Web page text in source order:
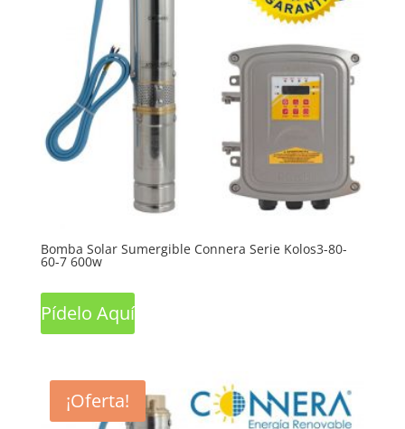
Bomba Solar Sumergible Connera Serie Kolos3-80-
60-7 600w
Pídelo Aquí
¡Oferta!